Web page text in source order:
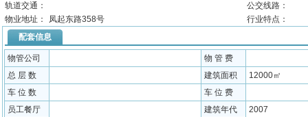
轨道交通：
公交线路：
物业地址：
凤起东路358号
行业特点：
配套信息
物管公司
物 管 费
总 层 数
建筑面积
12000㎡
车 位 数
车 位 费
员工餐厅
建筑年代 2007